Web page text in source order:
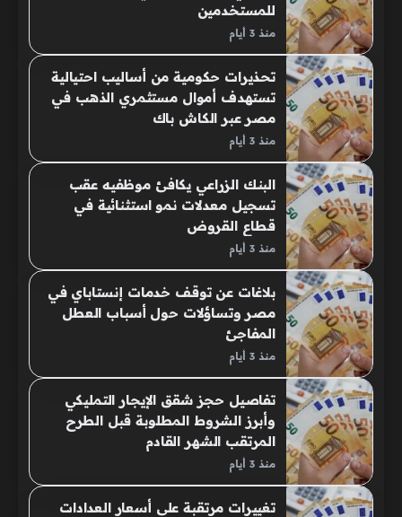
للمستخدمين
منذ 3 أيام
تحذيرات حكومية من أساليب احتيالية
تستهدف أموال مستثمري الذهب في
مصر عبر الكاش باك
منذ 3 أيام
البنك الزراعي يكافئ موظفيه عقب
تسجيل معدلات نمو استثنائية في
قطاع القروض
منذ 3 أيام
بلاغات عن توقف خدمات إنستاباي في
مصر وتساؤلات حول أسباب العطل
المفاجئ
منذ 3 أيام
تفاصيل حجز شقق الإيجار التمليكي
وأبرز الشروط المطلوبة قبل الطرح
المرتقب الشهر القادم
منذ 3 أيام
تغييرات مرتقبة على أسعار العدادات